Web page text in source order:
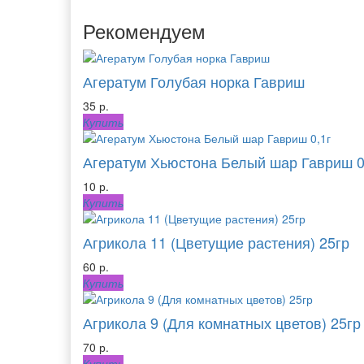
Рекомендуем
Агератум Голубая норка Гавриш
35 р.
Купить
Агератум Хьюстона Белый шар Гавриш
10 р.
Купить
Агрикола 11 (Цветущие растения) 25гр
60 р.
Купить
Агрикола 9 (Для комнатных цветов) 25гр
70 р.